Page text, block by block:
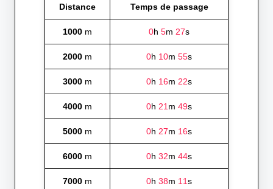
Distance Temps de passage
1000 m 0h 5m 27s
2000 m 0h 10m 55s
3000 m 0h 16m 22s
4000 m 0h 21m 49s
5000 m 0h 27m 16s
6000 m 0h 32m 44s
7000 m 0h 38m 11s